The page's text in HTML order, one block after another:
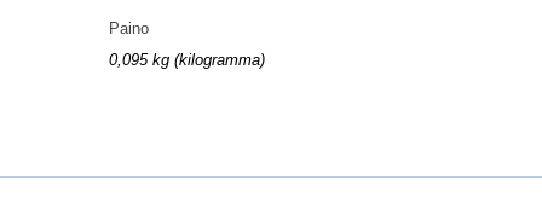
Paino
0,095 kg (kilogramma)